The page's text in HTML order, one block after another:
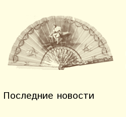
Последние новости